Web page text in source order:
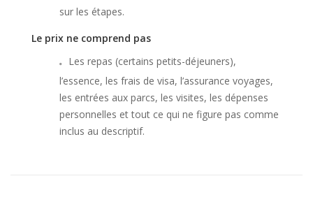
sur les étapes.
Le prix ne comprend pas
Les repas (certains petits-déjeuners),
l’essence, les frais de visa, l’assurance voyages,
les entrées aux parcs, les visites, les dépenses
personnelles et tout ce qui ne figure pas comme
inclus au descriptif.